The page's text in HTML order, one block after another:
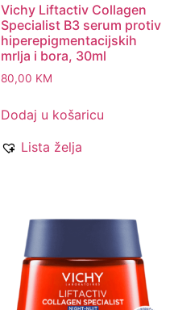
Vichy Liftactiv Collagen
Specialist B3 serum protiv
hiperepigmentacijskih
mrlja i bora, 30ml
80,00 KM
Dodaj u košaricu
Lista želja